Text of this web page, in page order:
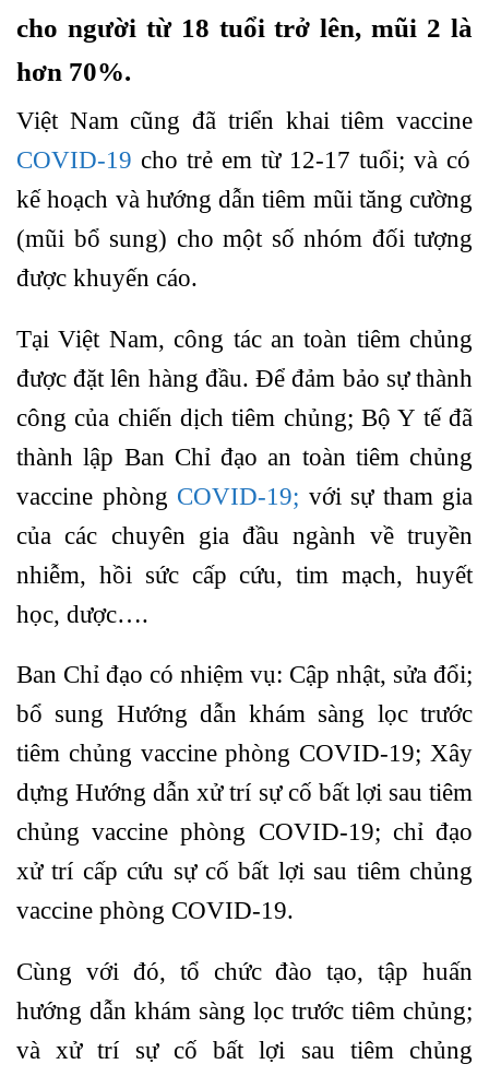
cho người từ 18 tuổi trở lên, mũi 2 là
hơn 70%.
Việt Nam cũng đã triển khai tiêm vaccine
COVID-19 cho trẻ em từ 12-17 tuổi; và có
kế hoạch và hướng dẫn tiêm mũi tăng cường
(mũi bổ sung) cho một số nhóm đối tượng
được khuyến cáo.
Tại Việt Nam, công tác an toàn tiêm chủng
được đặt lên hàng đầu. Để đảm bảo sự thành
công của chiến dịch tiêm chủng; Bộ Y tế đã
thành lập Ban Chỉ đạo an toàn tiêm chủng
vaccine phòng COVID-19; với sự tham gia
của các chuyên gia đầu ngành về truyền
nhiễm, hồi sức cấp cứu, tim mạch, huyết
học, dược….
Ban Chỉ đạo có nhiệm vụ: Cập nhật, sửa đổi;
bổ sung Hướng dẫn khám sàng lọc trước
tiêm chủng vaccine phòng COVID-19; Xây
dựng Hướng dẫn xử trí sự cố bất lợi sau tiêm
chủng vaccine phòng COVID-19; chỉ đạo
xử trí cấp cứu sự cố bất lợi sau tiêm chủng
vaccine phòng COVID-19.
Cùng với đó, tổ chức đào tạo, tập huấn
hướng dẫn khám sàng lọc trước tiêm chủng;
và xử trí sự cố bất lợi sau tiêm chủng